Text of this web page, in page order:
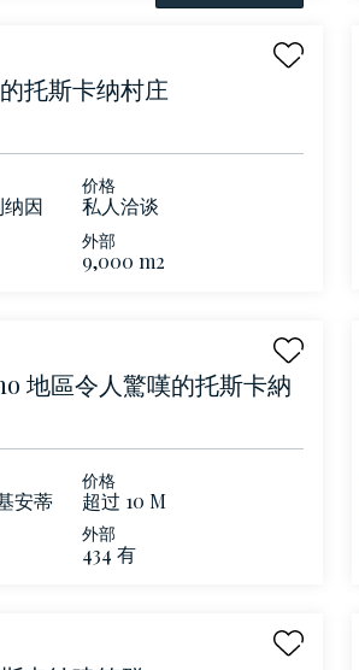
托斯卡纳村庄
因
价格
私人洽谈
外部
9,000 m2
地區令人驚嘆的托斯卡納
安蒂
价格
超过 10 M
外部
434 有